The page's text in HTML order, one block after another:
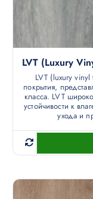
LVT (luxury
LVT (luxury
покрытия,
класса. LVT
устойчивости к
ухода и